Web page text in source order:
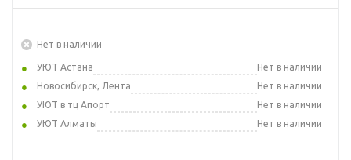
Нет в наличии
УЮТ Астана
Нет в наличии
Новосибирск, Лента
Нет в наличии
УЮТ в тц Апорт
Нет в наличии
УЮТ Алматы
Нет в наличии